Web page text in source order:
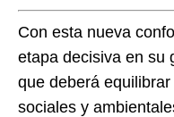
Con esta nueva
etapa decisiva en su
que deberá
sociales y